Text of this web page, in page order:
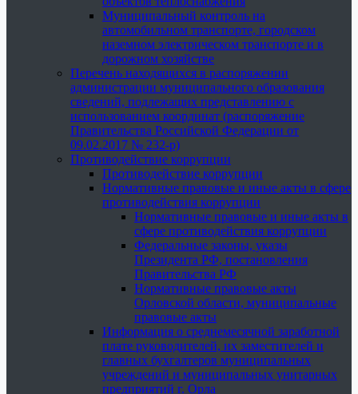
Муниципальный контроль на
автомобильном транспорте, городском
наземном электрическом транспорте и в
дорожном хозяйстве
Перечень находящихся в распоряжении
администрации муниципального образования
сведений, подлежащих представлению с
использованием координат (распоряжение
Правительства Российской Федерации от
09.02.2017 № 232-р)
Противодействие коррупции
Противодействие коррупции
Нормативные правовые и иные акты в сфере
противодействия коррупции
Нормативные правовые и иные акты в
сфере противодействия коррупции
Федеральные законы, указы
Президента РФ, постановления
Правительства РФ
Нормативные правовые акты
Орловской области, муниципальные
правовые акты
Информация о среднемесячной заработной
плате руководителей, их заместителей и
главных бухгалтеров муниципальных
учреждений и муниципальных унитарных
предприятий г. Орла